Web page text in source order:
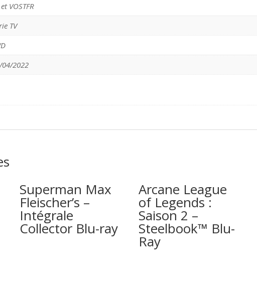
VOSTFR
TV
04/2022
Superman Max
Fleischer’s –
Intégrale
Collector Blu-ray
Arcane League
of Legends :
Saison 2 –
Steelbook™ Blu-
Ray